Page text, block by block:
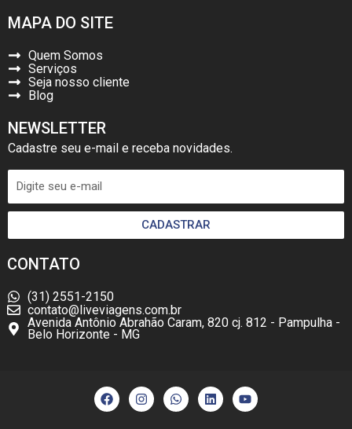
MAPA DO SITE
Quem Somos
Serviços
Seja nosso cliente
Blog
NEWSLETTER
Cadastre seu e-mail e receba novidades.
CADASTRAR
CONTATO
(31) 2551-2150
contato@liveviagens.com.br
Avenida Antônio Abrahão Caram, 820 cj. 812 - Pampulha -
Belo Horizonte - MG
F
a
c
I
n
s
W
h
a
L
i
n
Y
o
u